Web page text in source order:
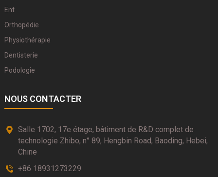
Ent
Orthopédie
Physiothérapie
Dentisterie
Podologie
NOUS CONTACTER
Salle 1702, 17e étage, bâtiment de R&D complet de
technologie Zhibo, n° 89, Hengbin Road, Baoding, Hebei,
Chine
+86 18931273229